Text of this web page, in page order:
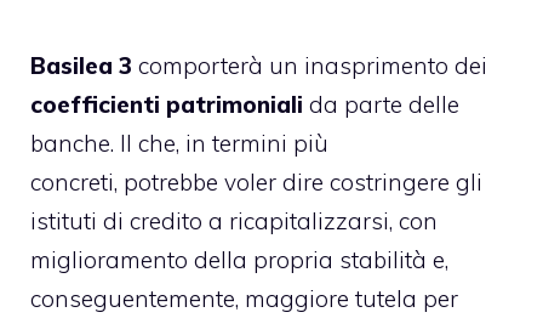
Basilea 3 comporterà un inasprimento dei
coefficienti patrimoniali da parte delle
banche. Il che, in termini più
concreti, potrebbe voler dire costringere gli
istituti di credito a ricapitalizzarsi, con
miglioramento della propria stabilità e,
conseguentemente, maggiore tutela per